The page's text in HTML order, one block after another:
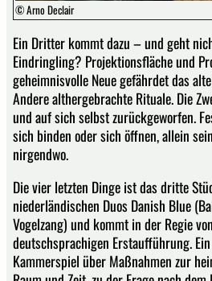
© Arno Declair
Ein Dritter kommt dazu – und geht
Eindringling? Projektionsfläche und
geheimnisvolle Neue gefährdet das
Andere althergebrachte Rituale. Die
und auf sich selbst zurückgeworfen.
sich binden oder sich öffnen, allein
nirgendwo.
Die vier letzten Dinge ist das dritte
niederländischen Duos Danish Blue
Vogelzang) und kommt in der Regie
deutschsprachigen Erstaufführung.
Kammerspiel über Maßnahmen zur